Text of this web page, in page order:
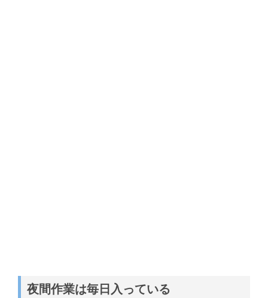
夜間作業は毎日入っている